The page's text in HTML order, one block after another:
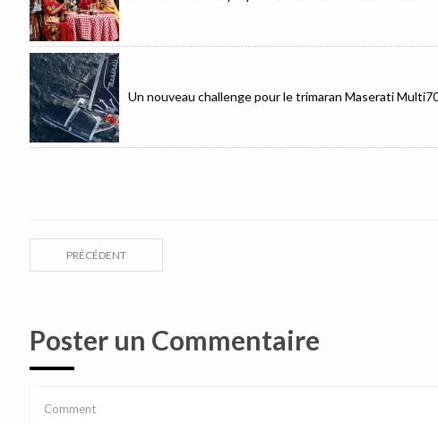
Un nouveau challenge pour le trimaran Maserati
PRÉCÉDENT
Poster un Commentaire